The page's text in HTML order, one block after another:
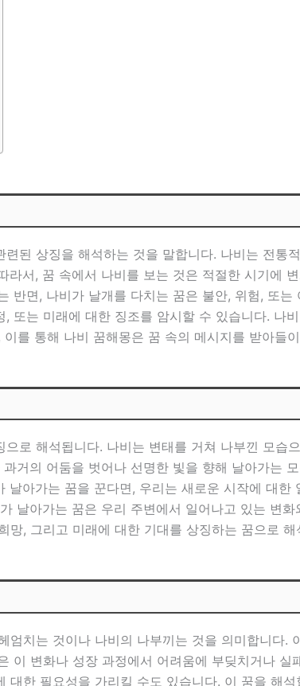
된 상징을 해석하는 것을 말합니다. 나비는 전통
라서, 꿈 속에서 나비를 보는 것은 적절한 시기에
반면, 나비가 날개를 다치는 꿈은 불안, 위험, 또
또는 미래에 대한 징조를 암시할 수 있습니다. 나
를 통해 나비 꿈해몽은 꿈 속의 메시지를 받아들
로 해석됩니다. 나비는 변태를 거쳐 나부낀 모습
거의 어둠을 벗어나 선명한 빛을 향해 날아가는
날아가는 꿈을 꾼다면, 우리는 새로운 시작에 대
날아가는 꿈은 우리 주변에서 일어나고 있는 변
망, 그리고 미래에 대한 기대를 상징하는 꿈으로 해
엄치는 것이나 나비의 나부끼는 것을 의미합니다
이 변화나 성장 과정에서 어려움에 부딪치거나
대한 필요성을 가리킬 수도 있습니다. 이 꿈을 해